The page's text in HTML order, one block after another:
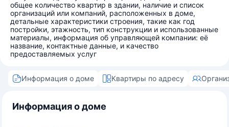
общее количество квартир в здании, наличие и список
организаций или компаний, расположенных в доме,
детальные характеристики строения, такие как год
постройки, этажность, тип конструкции и использованные
материалы, информация об управляющей компании: её
название, контактные данные, и качество
предоставляемых услуг
Информация о доме Квартиры по адресу
Информация о доме